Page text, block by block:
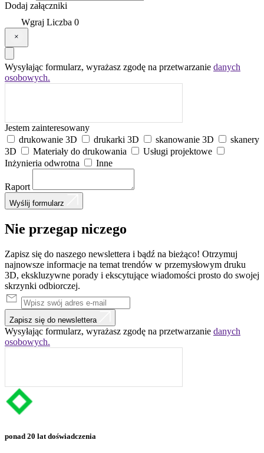
Dodaj załączniki
Wgraj Liczba 0
Wysyłając formularz, wyrażasz zgodę na przetwarzanie danych
osobowych.
Jestem zainteresowany
drukowanie 3D
drukarki 3D skanowanie 3D
skanery
3D
Materiały do drukowania
Usługi projektowe
Inżynieria odwrotna
Inne
Raport
Wyślij formularz
Nie przegap niczego
Zapisz się do naszego newslettera i bądź na bieżąco! Otrzymuj
najnowsze informacje na temat trendów w przemysłowym druku
3D, ekskluzywne porady i ekscytujące wiadomości prosto do swojej
skrzynki odbiorczej.
Zapisz się do newslettera
Wysyłając formularz, wyrażasz zgodę na przetwarzanie danych
osobowych.
ponad 20 lat doświadczenia